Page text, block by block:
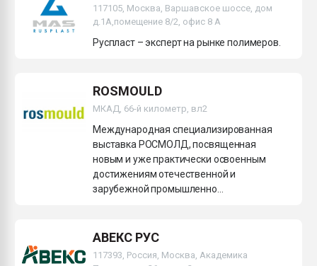
117105, Москва, Варшавское шоссе, дом
д.1А,помещение 8/2, офис 8 А
Руспласт – эксперт на рынке полимеров.
ROSMOULD
МКАД, 66-й километр, вл2
Международная специализированная
выставка РОСМОЛД, посвященная
новым и уже практически освоенным
достижениям отечественной и
зарубежной промышленно...
АВЕКС РУС
117393, Россия, Москва, Академика